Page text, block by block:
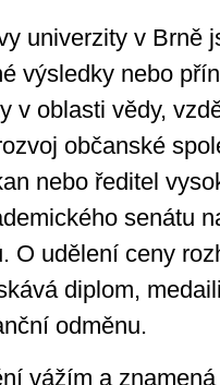
univerzity v Brně
výsledky nebo
v oblasti vědy,
občanské
nebo ředitel
senátu
O udělení ceny
diplom,
odměnu.
vážím a